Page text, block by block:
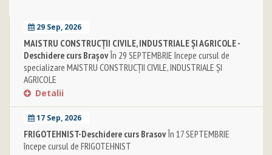
29 Sep, 2026
MAISTRU CONSTRUCŢII CIVILE, INDUSTRIALE ŞI AGRICOLE -
Deschidere curs BrașovÎn 29 SEPTEMBRIE începe cursul de
specializare MAISTRU CONSTRUCŢII CIVILE, INDUSTRIALE ŞI
AGRICOLE
Detalii
17 Sep, 2026
FRIGOTEHNIST-Deschidere curs BrasovÎn 17 SEPTEMBRIE
începe cursul de FRIGOTEHNIST